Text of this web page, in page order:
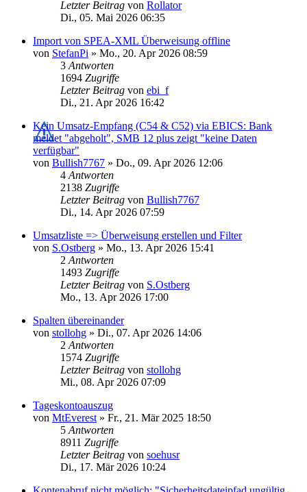
Letzter Beitrag von Rollator
Di., 05. Mai 2026 06:35
Import von SPEA-XML Überweisung offline
von StefanPi » Mo., 20. Apr 2026 08:59
3 Antworten
1694 Zugriffe
Letzter Beitrag von ebi_f
Di., 21. Apr 2026 16:42
Kein Umsatz-Empfang (C54 & C52) via EBICS: Bank
meldet "abgeholt", SMB 12 plus zeigt "keine Daten
verfügbar"
von Bullish7767 » Do., 09. Apr 2026 12:06
4 Antworten
2138 Zugriffe
Letzter Beitrag von Bullish7767
Di., 14. Apr 2026 07:59
Umsatzliste => Überweisung erstellen und Filter
von S.Ostberg » Mo., 13. Apr 2026 15:41
2 Antworten
1493 Zugriffe
Letzter Beitrag von S.Ostberg
Mo., 13. Apr 2026 17:00
Spalten übereinander
von stollohg » Di., 07. Apr 2026 14:06
2 Antworten
1574 Zugriffe
Letzter Beitrag von stollohg
Mi., 08. Apr 2026 07:09
Tageskontoauszug
von MtEverest » Fr., 21. Mär 2025 18:50
5 Antworten
8911 Zugriffe
Letzter Beitrag von soehusr
Di., 17. Mär 2026 10:24